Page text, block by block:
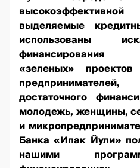
выделяемые
использованы
финансирования
«зеленых»
достаточного
молодежь, женщины,
и
Банка «Ипак Йули»
нашими